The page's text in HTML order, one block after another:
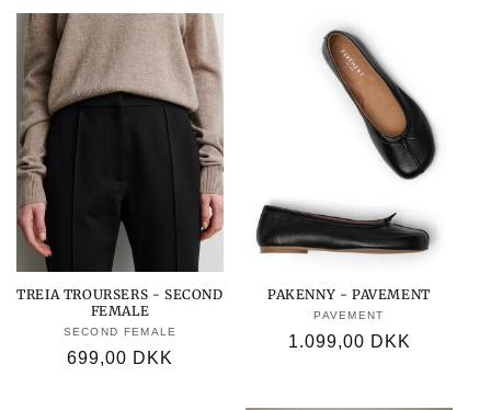
TREIA TROURSERS - SECOND
FEMALE
Forhandler:
SECOND FEMALE
Normalpris
699,00 DKK
PAKENNY - PAVEMENT
Forhandler:
PAVEMENT
Normalpris
1.099,00 DKK